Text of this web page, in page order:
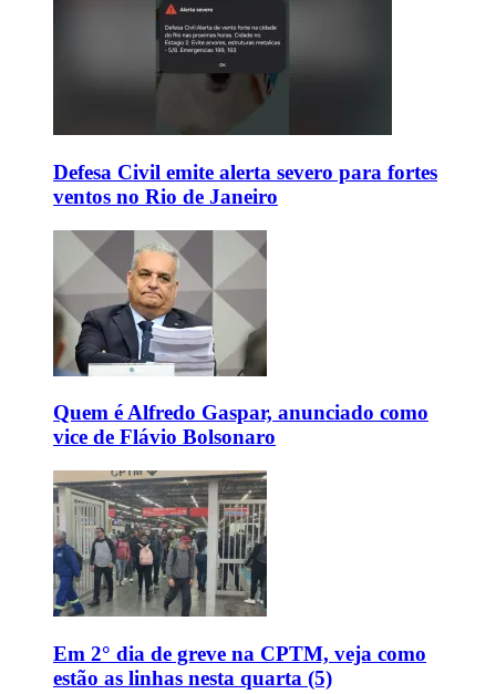
Defesa Civil emite alerta severo para fortes
ventos no Rio de Janeiro
Quem é Alfredo Gaspar, anunciado como
vice de Flávio Bolsonaro
Em 2° dia de greve na CPTM, veja como
estão as linhas nesta quarta (5)